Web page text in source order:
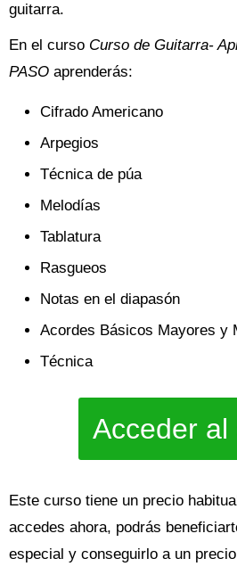
guitarra.
En el curso Curso de Guitarra-
PASO aprenderás:
Cifrado Americano
Arpegios
Técnica de púa
Melodías
Tablatura
Rasgueos
Notas en el diapasón
Acordes Básicos Mayores y
Técnica
Acceder al
Este curso tiene un precio
accedes ahora, podrás
especial y conseguirlo a un